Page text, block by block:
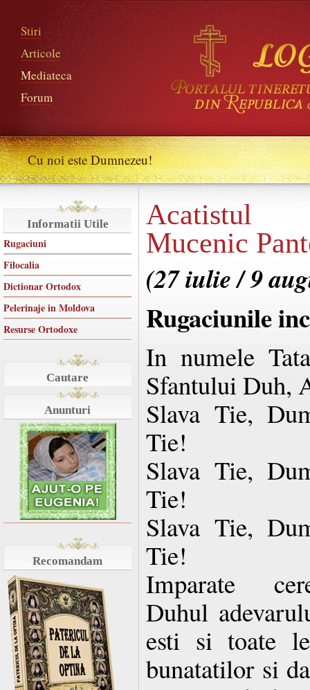
Stiri
Articole
Mediateca
Forum
Cu noi este Dumnezeu!
Informatii Utile
Rugaciuni
Filocalia
Dictionar Ortodox
Pelerinaje in Moldova
Resurse Ortodoxe
Cautare
Anunturi
Recomandam
Acatistul
Mucenic
(27 iulie / 9
Rugaciunile
In numele
Sfantului Duh,
Slava Tie,
Tie!
Slava Tie,
Tie!
Slava Tie,
Tie!
Imparate
Duhul
esti si toate
bunatatilor si